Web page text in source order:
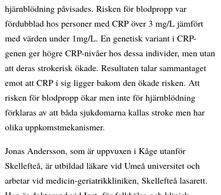
hjärnblödning påvisades. Risken för blodpropp var
fördubblad hos personer med CRP över 3 mg/L jämfört
med värden under 1mg/L. En genetisk variant i CRP-
genen ger högre CRP-nivåer hos dessa individer, men utan
att deras strokerisk ökade. Resultaten talar sammantaget
emot att CRP i sig ligger bakom den ökade risken. Att
risken för blodpropp ökar men inte för hjärnblödning
förklaras av att båda sjukdomarna kallas stroke men har
olika uppkomstmekanismer.
Jonas Andersson, som är uppvuxen i Kåge utanför
Skellefteå, är utbildad läkare vid Umeå universitet och
arbetar vid medicin-geriatrikkliniken, Skellefteå lasarett.